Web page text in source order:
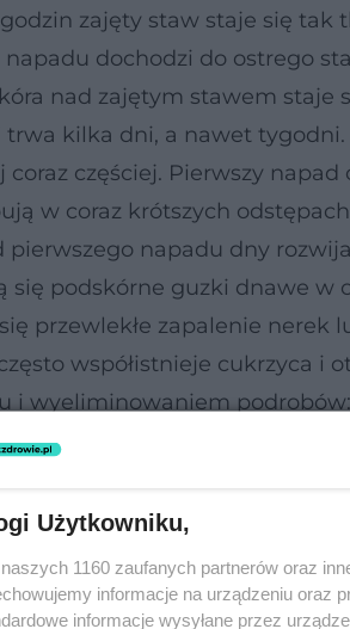
zajęty staw staje się tak
dochodzi do ostrego
nad zajętym stawem staje
trwa kilka dni, a nawet
coraz częściej. Pierwszy
w coraz krótszych
pierwszego napadu dny
się podskórne guzki dnawe w
przewlekłe zapalenie
współistnieje cukrzyca i
i wyeliminowaniem
w puryny. Z diety należy
(groch, fasola,
która zwiększa stężenie
Użytkowniku,
1160 zaufanych partnerów oraz
informacje na urządzeniu oraz
informacje wysyłane przez